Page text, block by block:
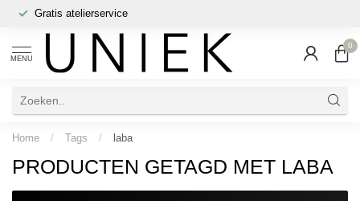
Gratis atelierservice
MENU
0
Home / Tags / laba
PRODUCTEN GETAGD MET LABA